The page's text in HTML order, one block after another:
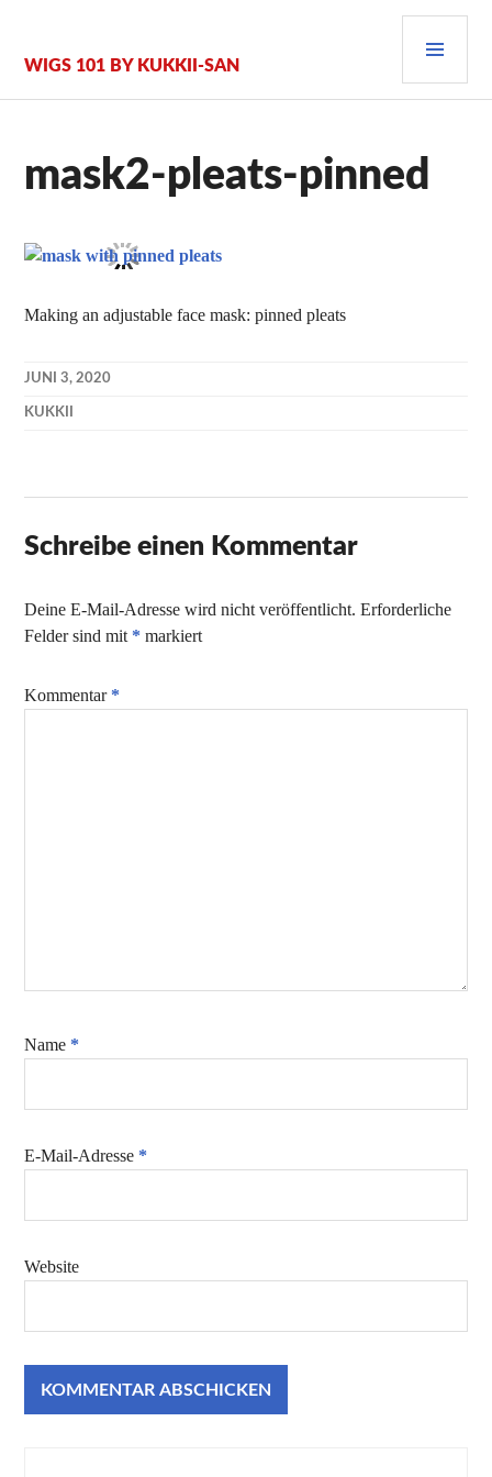
springen
WIGS 101 BY KUKKII-SAN
mask2-pleats-pinned
Making an adjustable face mask: pinned pleats
JUNI 3, 2020
KUKKII
Schreibe einen Kommentar
Deine E-Mail-Adresse wird nicht veröffentlicht. Erforderliche
Felder sind mit * markiert
Kommentar *
Name *
E-Mail-Adresse *
Website